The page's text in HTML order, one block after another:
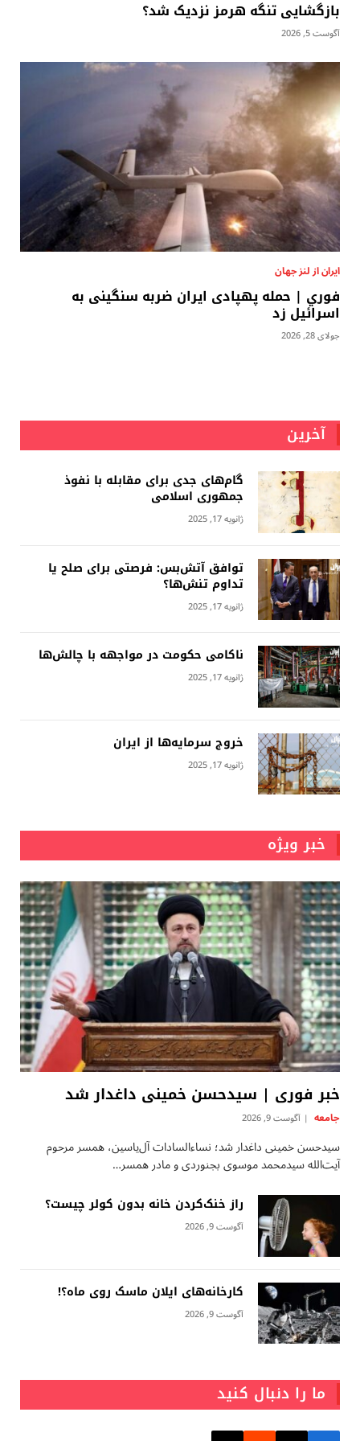
بازگشایی تنگه هرمز نزدیک شد؟
آگوست 5, 2026
ایران از لنز جهان
فوري | حمله پهپادی ایران ضربه سنگینی به
اسرائیل زد
جولای 28, 2026
آخرین
گام‌های جدی برای مقابله با نفوذ
جمهوری اسلامى
ژانویه 17, 2025
توافق آتش‌بس: فرصتی برای صلح یا
تداوم تنش‌ها؟
ژانویه 17, 2025
ناکامی حکومت در مواجهه با چالش‌ها
ژانویه 17, 2025
خروج سرمایه‌ها از ایران
ژانویه 17, 2025
خبر ویژه
خبر فوری | سیدحسن خمینی داغدار شد
جامعه آگوست 9, 2026
سیدحسن خمینی داغدار شد؛ نساءالسادات آل‌یاسین، همسر مرحوم
آیت‌الله سیدمحمد موسوی بجنوردی و مادر همسر…
راز خنک‌کردن خانه بدون کولر چیست؟
آگوست 9, 2026
کارخانه‌های ایلان ماسک روی ماه؟!
آگوست 9, 2026
ما را دنبال کنید